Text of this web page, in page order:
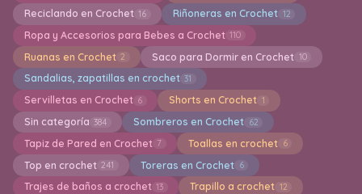
Reciclando en Crochet 16 Riñoneras en Crochet 12
Ropa y Accesorios para Bebes a Crochet 110
Ruanas en Crochet 2 Saco para Dormir en Crochet 10
Sandalias, zapatillas en crochet 31
Servilletas en Crochet 6 Shorts en Crochet 1
Sin categoría 384 Sombreros en Crochet 62
Tapiz de Pared en Crochet 7 Toallas en crochet 6
Top en crochet 241 Toreras en Crochet 6
Trajes de baños a crochet 13 Trapillo a crochet 12